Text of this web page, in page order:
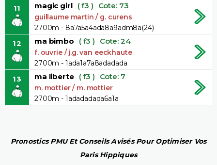
11 magic girl ( f3 ) Cote: 73
guillaume martin / g. curens
2700m - 8a7a5a4ada8a9adm8a(24)
12 ma bimbo ( f3 ) Cote: 24
f. ouvrie / j.g. van eeckhaute
2700m - 1ada1a7a8adadada
13 ma liberte ( f3 ) Cote: 7
m. mottier / m. mottier
2700m - 1adadadada6a1a
Pronostics PMU Et Conseils Avisés Pour Optimiser Vos
Paris Hippiques